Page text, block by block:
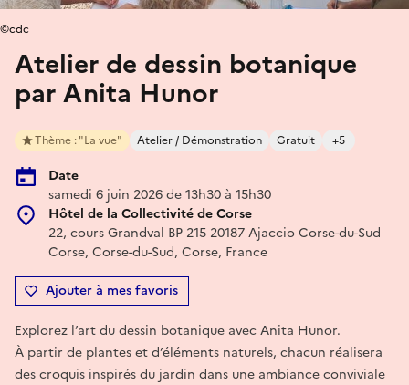
Atelier de dessin botanique
par Anita Hunor
Thème : "La vue" Atelier / Démonstration Gratuit +5
Date
samedi 6 juin 2026 de 13h30 à 15h30
Hôtel de la Collectivité de Corse
22, cours Grandval BP 215 20187 Ajaccio Corse-du-Sud
Corse, Corse-du-Sud, Corse, France
Ajouter à mes favoris
©cdc
Explorez l’art du dessin botanique avec Anita Hunor.
À partir de plantes et d’éléments naturels, chacun réalisera
des croquis inspirés du jardin dans une ambiance conviviale